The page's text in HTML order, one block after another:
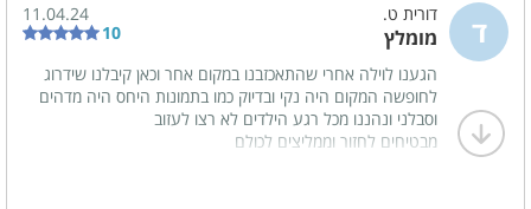
ציבור דתי
קבוצות
מטבח מאובזר
ד דורית ט.
מומלץ
11.04.24
10
הגענו לוילה אחרי שהתאכזבנו במקום אחר וכאן קיבלנו שידרוג
לחופשה המקום היה נקי ובדיוק כמו בתמונות היחס היה מדהים
וסבלני ונהננו מכל רגע הילדים לא רצו לעזוב
מבטיחים לחזור וממליצים לכולם